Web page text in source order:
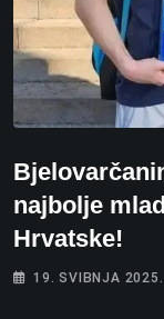
najbolje
Hrvatske!
19. SVIBNJA 2025.